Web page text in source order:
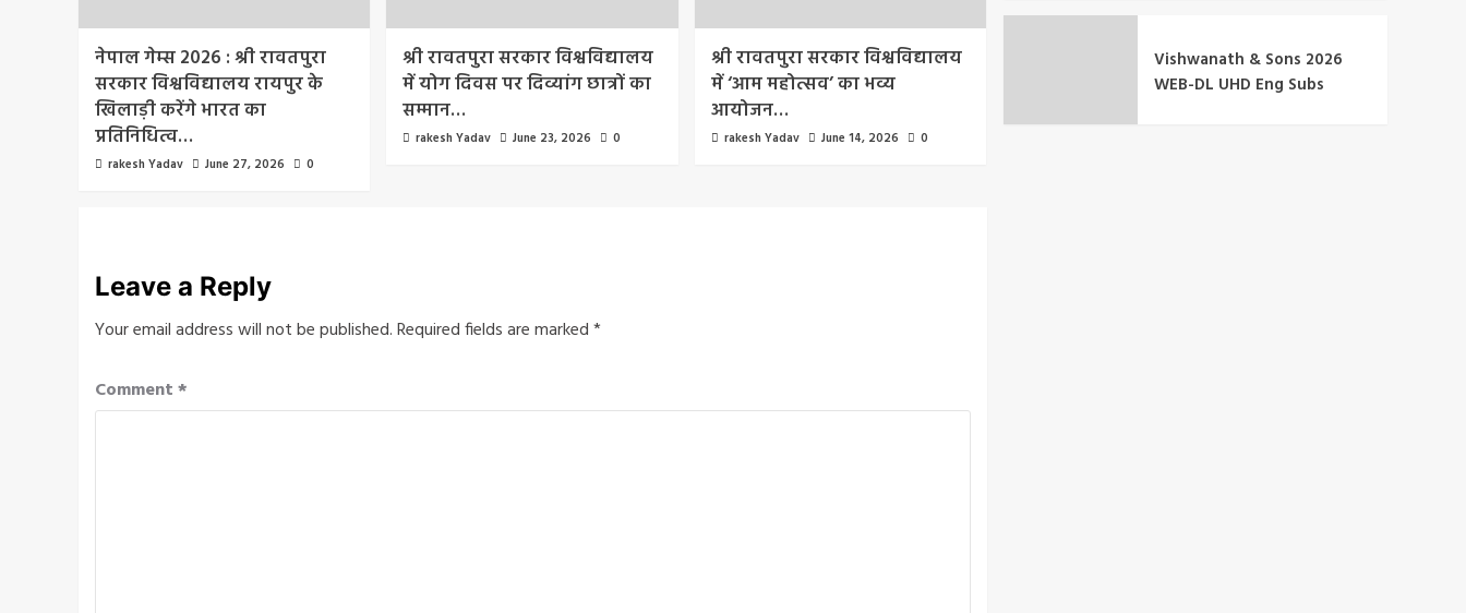
नेपाल गेम्स 2026 : श्री रावतपुरा
सरकार विश्वविद्यालय रायपुर के
खिलाड़ी करेंगे भारत का
प्रतिनिधित्व…
rakesh Yadav June 27, 2026 0
श्री रावतपुरा सरकार विश्वविद्यालय
में योग दिवस पर दिव्यांग छात्रों का
सम्मान…
rakesh Yadav June 23, 2026 0
श्री रावतपुरा सरकार विश्वविद्यालय
में ‘आम महोत्सव’ का भव्य
आयोजन…
rakesh Yadav June 14, 2026 0
Leave a Reply
Your email address will not be published.Required fields are marked*
Comment*
Vishwanath & Sons 2026
WEB-DL UHD Eng Subs